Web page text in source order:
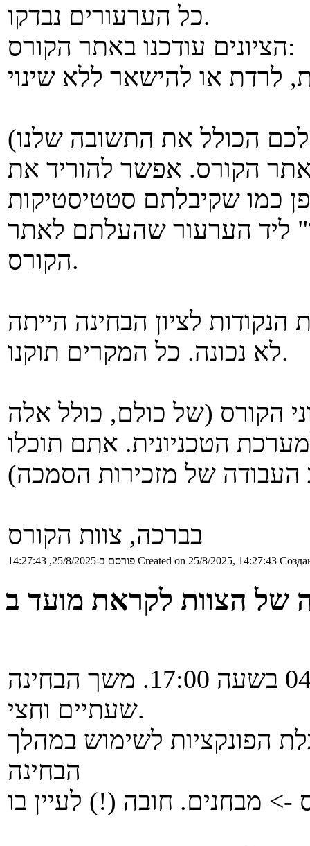
כל הערעורים נבדקו.
הציונים עודכנו באתר הקורס:
הכולל את התשובה שלנו)
הקורס. אפשר להוריד את
כמו שקיבלתם סטטיסטיקות
ליד הערעור שהעלתם לאתר
הקורס.
לציון הבחינה הייתה
לא נכונה. כל המקרים תוקנו.
הקורס (של כולם, כולל אלה
הטכניונית. אתם תוכלו
בברכה, צוות הקורס
פורסם ב-25/8/2025, 14:27:43 Created on 25/8/2025, 14:27:43
הבחינה תתקיים ב-04/09/2025 בשעה 17:00. משך הבחינה
שעתיים וחצי.
הפונקציות לשימוש במהלך
הבחינה